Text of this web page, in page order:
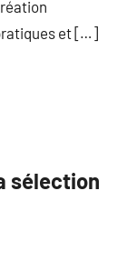
et […]
sélection